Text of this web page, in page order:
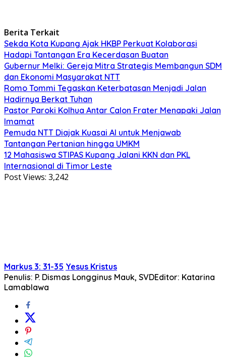
Berita Terkait
Sekda Kota Kupang Ajak HKBP Perkuat Kolaborasi
Hadapi Tantangan Era Kecerdasan Buatan
Gubernur Melki: Gereja Mitra Strategis Membangun SDM
dan Ekonomi Masyarakat NTT
Romo Tommi Tegaskan Keterbatasan Menjadi Jalan
Hadirnya Berkat Tuhan
Pastor Paroki Kolhua Antar Calon Frater Menapaki Jalan
Imamat
Pemuda NTT Diajak Kuasai AI untuk Menjawab
Tantangan Pertanian hingga UMKM
12 Mahasiswa STIPAS Kupang Jalani KKN dan PKL
Internasional di Timor Leste
Post Views: 3,242
Markus 3: 31-35 Yesus Kristus
Penulis: P. Dismas Longginus Mauk, SVDEditor: Katarina
Lamablawa